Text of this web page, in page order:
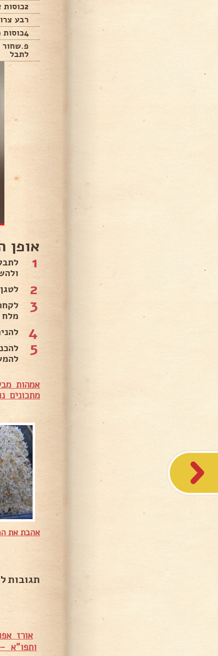
2כוסות אורז
רבע
4כוסות מים
פ.שחור
לתבל
אופן
1
2 לטגן 2בצלים קצוצים עד להזהבה אפילו קצת השחמה(לא לשרוף רק).
3
4 להניח
5
אמהות
מתכונים
אהבת את
תגובות
אורז
ותפו"א –